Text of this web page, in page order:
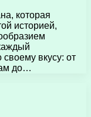
которая
историей,
своему вкусу: от
до…